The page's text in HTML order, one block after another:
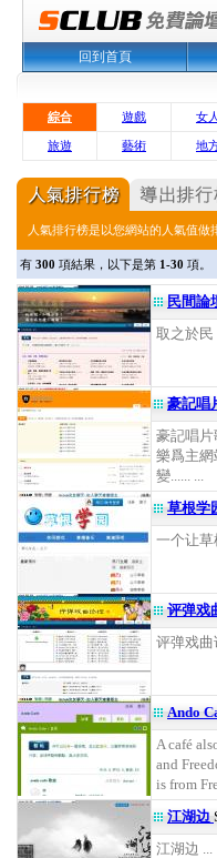
回到首頁
綜合 遊戲 女人
旅遊 藝術 地
人氣排行榜是以您網站的人氣值做
有 300 項結果，以下是第 1-30 項。
民間論
取之於民
豪記唱
豪記唱
樂爲主
變...... ...
草根学
一个让草
评弹戏
评弹戏曲
Ando
A café
and
is from
江湖边
江湖边 ...